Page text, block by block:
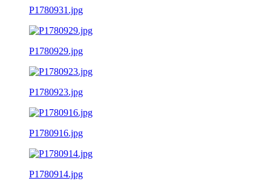
P1780931.jpg
P1780929.jpg
P1780923.jpg
P1780916.jpg
P1780914.jpg